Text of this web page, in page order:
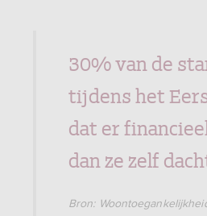
30% van de
tijdens het
dat er
dan ze zelf
Bron: